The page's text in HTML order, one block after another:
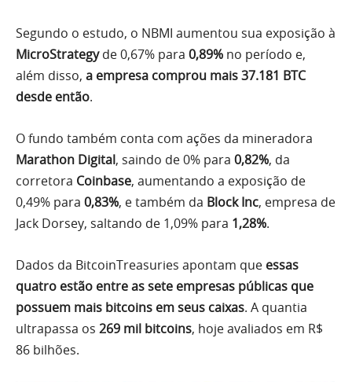
Segundo o estudo, o NBMI aumentou sua exposição à
MicroStrategyde 0,67% para 0,89% no período e,
além disso, a empresa comprou mais 37.181 BTC
desde então.
O fundo também conta com ações da mineradora
Marathon Digital, saindo de 0% para 0,82%, da
corretora Coinbase, aumentando a exposição de
0,49% para 0,83%, e também da Block Inc, empresa de
Jack Dorsey, saltando de 1,09% para 1,28%.
Dados da BitcoinTreasuries apontam que essas
quatro estão entre as sete empresas públicas que
possuem mais bitcoins em seus caixas. A quantia
ultrapassa os 269 mil bitcoins, hoje avaliados em R$
86 bilhões.